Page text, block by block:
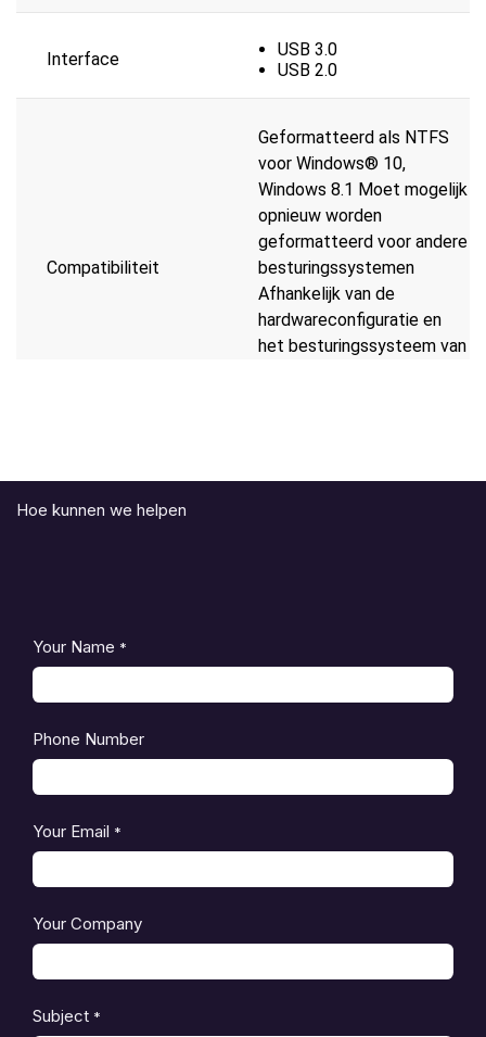
Interface
USB 3.0
USB 2.0
Compatibiliteit
Geformatteerd als NTFS
voor Windows® 10,
Windows 8.1 Moet mogelijk
opnieuw worden
geformatteerd voor andere
besturingssystemen
Afhankelijk van de
hardwareconfiguratie en
het besturingssysteem van
Hoe kunnen we helpen
Your Name *
Phone Number
Your Email *
Your Company
Subject *